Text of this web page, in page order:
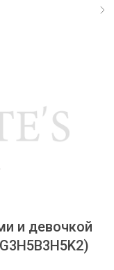
и девочкой